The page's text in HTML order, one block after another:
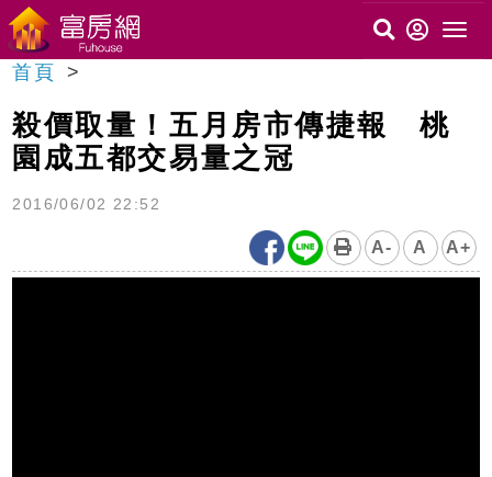
首頁
殺價取量！五月房市傳捷報 桃
園成五都交易量之冠
2016/06/02 22:52
A- A A+